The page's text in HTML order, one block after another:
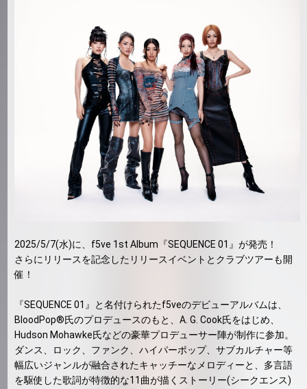
2025/5/7(水)に、f5ve 1st Album『SEQUENCE 01』が発売！
さらにリリースを記念したリリースイベントとクラブツアーも開
催！
『SEQUENCE 01』と名付けられたf5veのデビューアルバムは、
BloodPop®氏のプロデュースのもと、A. G. Cook氏をはじめ、
Hudson Mohawke氏などの豪華プロデューサー陣が制作に参加。
ダンス、ロック、ファンク、ハイパーポップ、サブカルチャー等
幅広いジャンルが融合されたキャッチーなメロディーと、多言語
を駆使した歌詞が特徴的な11曲が描くストーリー(シークエンス)